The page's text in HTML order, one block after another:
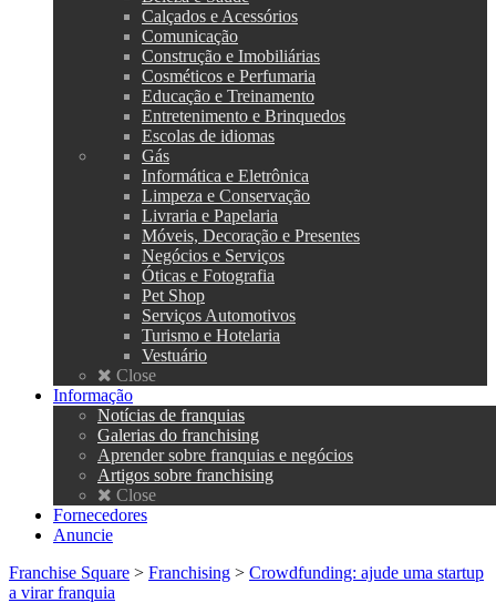
Calçados e Acessórios
Comunicação
Construção e Imobiliárias
Cosméticos e Perfumaria
Educação e Treinamento
Entretenimento e Brinquedos
Escolas de idiomas
Gás
Informática e Eletrônica
Limpeza e Conservação
Livraria e Papelaria
Móveis, Decoração e Presentes
Negócios e Serviços
Óticas e Fotografia
Pet Shop
Serviços Automotivos
Turismo e Hotelaria
Vestuário
Close
Informação
Notícias de franquias
Galerias do franchising
Aprender sobre franquias e negócios
Artigos sobre franchising
Close
Fornecedores
Anuncie
Franchise Square > Franchising > Crowdfunding: ajude uma startup
a virar franquia